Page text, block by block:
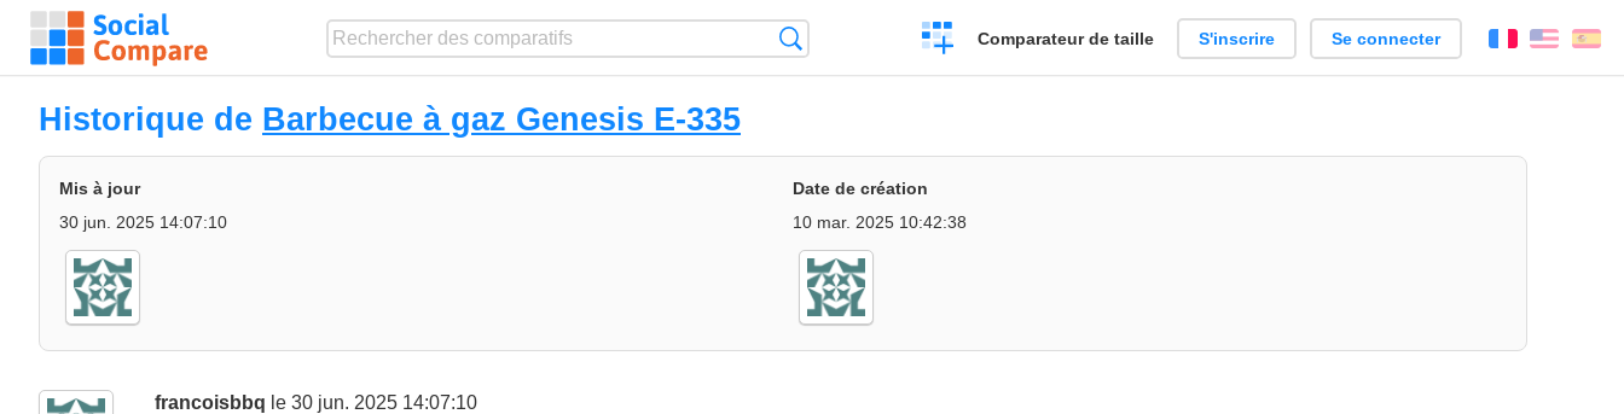
Créer
un
Comparateur de taille S'inscrire Se connecter FrançaisEnglish
Historique de Barbecue à gaz Genesis E-335
Mis à jour
30 jun. 2025 14:07:10
Date de création
10 mar. 2025 10:42:38
francoisbbq le 30 jun. 2025 14:07:10